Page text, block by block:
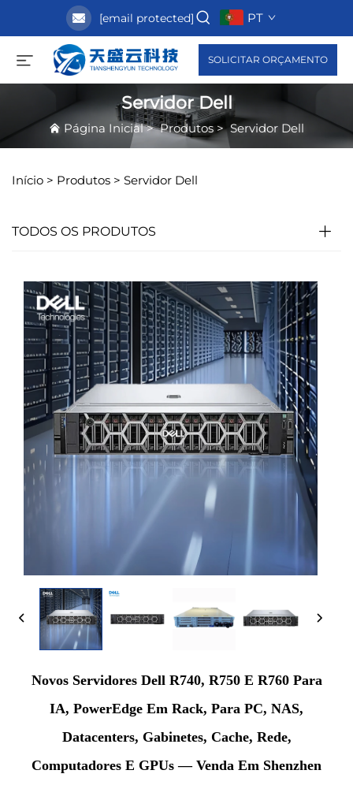
[email protected] PT
SOLICITAR ORÇAMENTO
Servidor Dell
Página Inicial>Produtos>Servidor Dell
Início > Produtos > Servidor Dell
TODOS OS PRODUTOS
Novos Servidores Dell R740, R750 E R760 Para
IA, PowerEdge Em Rack, Para PC, NAS,
Datacenters, Gabinetes, Cache, Rede,
Computadores E GPUs — Venda Em Shenzhen